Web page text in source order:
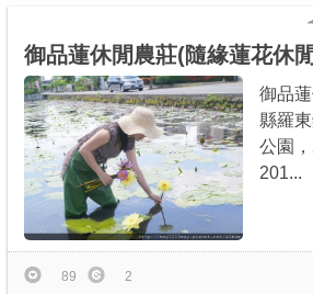
御品蓮休閒農莊(隨緣蓮花休
御品
縣羅
公園
201...
89 2